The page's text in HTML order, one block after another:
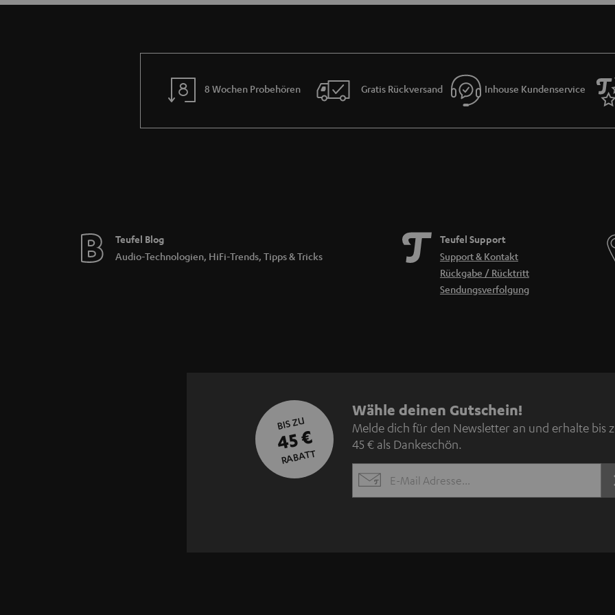
8 Wochen Probehören Gratis Rückversand Inhouse Kundenservice
Teufel Blog
Audio-Technologien, HiFi-Trends, Tipps & Tricks
Teufel Support
Support & Kontakt
Rückgabe / Rücktritt
Sendungsverfolgung
BIS ZU
45 €
RABATT
N
e
w
s
Wähle deinen Gutschein!
Melde dich für den Newsletter an und erhalte bis
45 € als Dankeschön.
EMAIL